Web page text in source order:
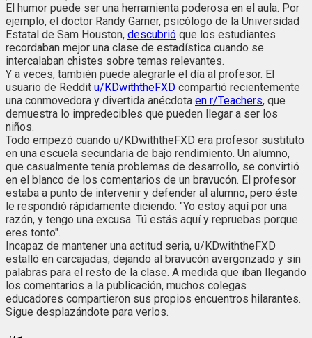
El humor puede ser una herramienta poderosa en el aula. Por
ejemplo, el doctor Randy Garner, psicólogo de la Universidad
Estatal de Sam Houston, descubrió que los estudiantes
recordaban mejor una clase de estadística cuando se
intercalaban chistes sobre temas relevantes.
Y a veces, también puede alegrarle el día al profesor. El
usuario de Reddit u/KDwiththeFXD compartió recientemente
una conmovedora y divertida anécdota en r/Teachers, que
demuestra lo impredecibles que pueden llegar a ser los
niños.
Todo empezó cuando u/KDwiththeFXD era profesor sustituto
en una escuela secundaria de bajo rendimiento. Un alumno,
que casualmente tenía problemas de desarrollo, se convirtió
en el blanco de los comentarios de un bravucón. El profesor
estaba a punto de intervenir y defender al alumno, pero éste
le respondió rápidamente diciendo: "Yo estoy aquí por una
razón, y tengo una excusa. Tú estás aquí y repruebas porque
eres tonto".
Incapaz de mantener una actitud seria, u/KDwiththeFXD
estalló en carcajadas, dejando al bravucón avergonzado y sin
palabras para el resto de la clase. A medida que iban llegando
los comentarios a la publicación, muchos colegas
educadores compartieron sus propios encuentros hilarantes.
Sigue desplazándote para verlos.